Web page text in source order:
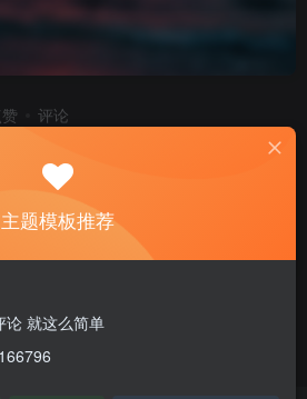
评论
高效工作之道：全面掌握提升效率的策
专题报道 互动社区
主题模板推荐
论 就这么简单